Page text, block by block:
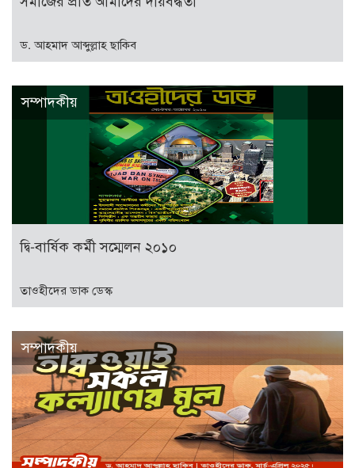
ড. আহমাদ আব্দুল্লাহ ছাকিব
সম্পাদকীয়
দ্বি-বার্ষিক কর্মী সম্মেলন ২০১০
তাওহীদের ডাক ডেস্ক
সম্পাদকীয়